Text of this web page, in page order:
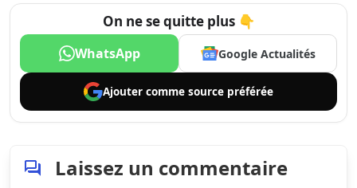
On ne se quitte plus 👇
WhatsApp Google Actualités
Ajouter comme source préférée
Laissez un commentaire